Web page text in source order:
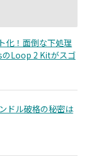
化！面倒な下処理
Loop 2 Kitがスゴ
ドル破格の秘密は